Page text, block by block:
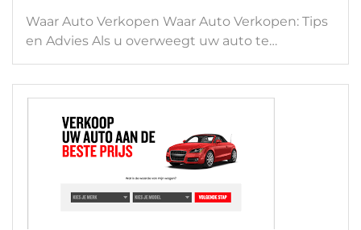
Waar Auto Verkopen Waar Auto Verkopen: Tips
en Advies Als u overweegt uw auto te…